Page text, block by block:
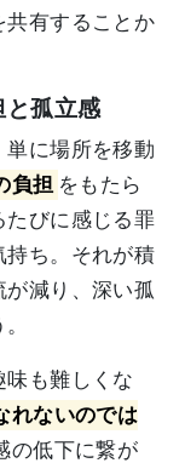
共有することか
と孤立感
単に場所を移動
負担 をもたら
たびに感じる罪
持ち。それが積
減り、深い孤
も難しくな
れないのでは
の低下に繋が